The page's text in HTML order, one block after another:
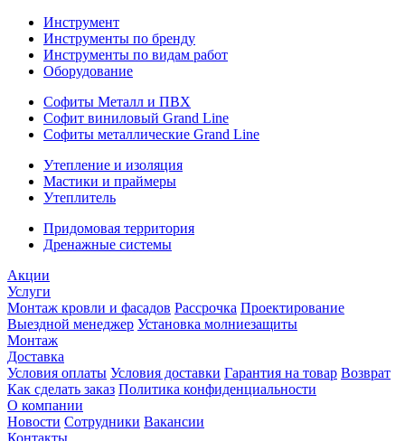
Инструмент
Инструменты по бренду
Инструменты по видам работ
Оборудование
Софиты Металл и ПВХ
Софит виниловый Grand Line
Софиты металлические Grand Line
Утепление и изоляция
Мастики и праймеры
Утеплитель
Придомовая территория
Дренажные системы
Акции
Услуги
Монтаж кровли и фасадов Рассрочка Проектирование
Выездной менеджер Установка молниезащиты
Монтаж
Доставка
Условия оплаты Условия доставки Гарантия на товар Возврат
Как сделать заказ Политика конфиденциальности
О компании
Новости Сотрудники Вакансии
Контакты